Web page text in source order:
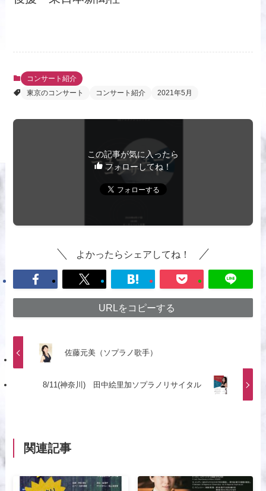
コンサート紹介
東京のコンサート
コンサート紹介 2021年5月
この記事が気に入ったら
フォローしてね！
よかったらシェアしてね！
URLをコピーする
佐藤元美（ソプラノ歌手）
8/11(神奈川) 田中絵里加ソプラノリサイタル
関連記事